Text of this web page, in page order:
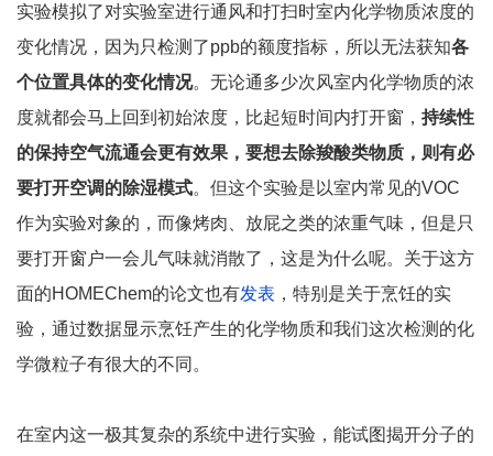
实验模拟了对实验室进行通风和打扫时室内化学物质浓度的
变化情况，因为只检测了ppb的额度指标，所以无法获知各
个位置具体的变化情况。无论通多少次风室内化学物质的浓
度就都会马上回到初始浓度，比起短时间内打开窗， 持续性
的保持空气流通会更有效果，要想去除羧酸类物质，则有必
要打开空调的除湿模式。但这个实验是以室内常见的VOC
作为实验对象的，而像烤肉、放屁之类的浓重气味，但是只
要打开窗户一会儿气味就消散了，这是为什么呢。关于这方
面的HOMEChem的论文也有发表 ，特别是关于烹饪的实
验，通过数据显示烹饪产生的化学物质和我们这次检测的化
学微粒子有很大的不同。
在室内这一极其复杂的系统中进行实验，能试图揭开分子的